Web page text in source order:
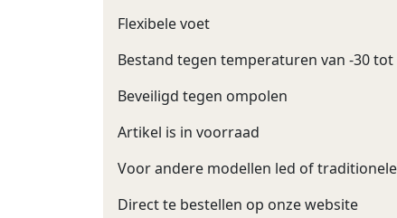
Flexibele voet
Bestand tegen temperaturen van -30 tot
Beveiligd tegen ompolen
Artikel is in voorraad
Voor andere modellen led of
Direct te bestellen op onze website